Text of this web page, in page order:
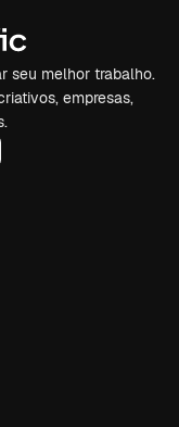
seu melhor trabalho.
empresas,